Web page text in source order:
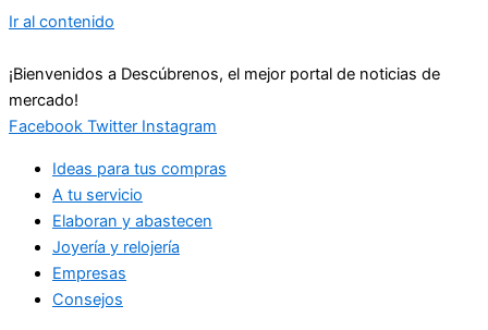
Ir al contenido
¡Bienvenidos a Descúbrenos, el mejor portal de noticias de
mercado!
Facebook Twitter Instagram
Ideas para tus compras
A tu servicio
Elaboran y abastecen
Joyería y relojería
Empresas
Consejos